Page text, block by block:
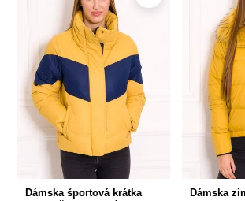
Dámska športová krátka
Dámska